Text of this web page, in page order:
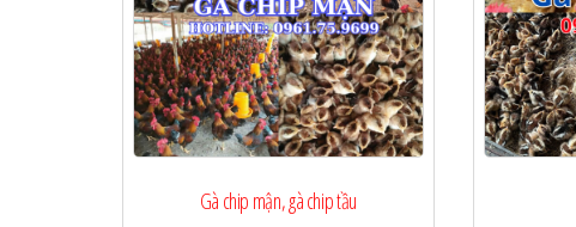
Gà chip mận, gà chip tầu